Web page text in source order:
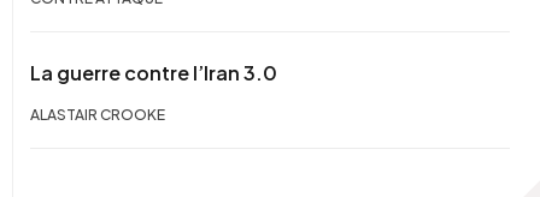
La guerre contre l’Iran 3.0
ALASTAIR CROOKE